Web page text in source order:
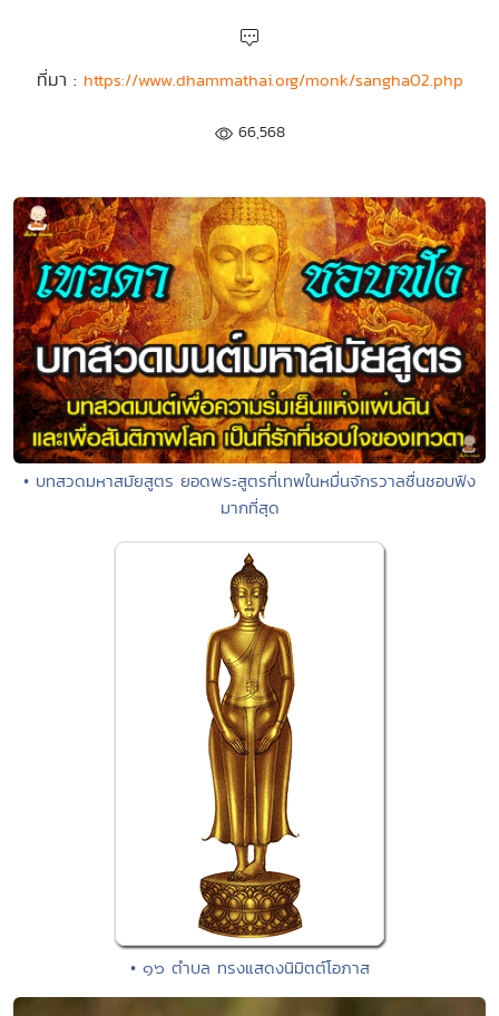
ที่มา : https://www.dhammathai.org/monk/sangha02.php
66,568
• บทสวดมหาสมัยสูตร ยอดพระสูตรที่เทพในหมื่นจักรวาลชื่นชอบฟัง
มากที่สุด
• ๑๖ ตำบล ทรงแสดงนิมิตต์โอภาส